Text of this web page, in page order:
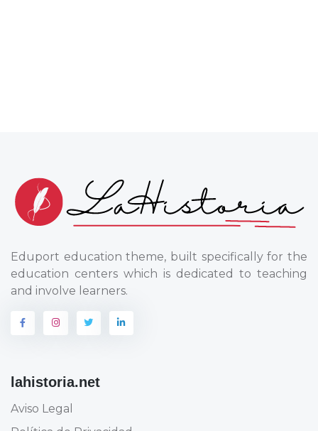
Eduport education theme, built specifically for the
education centers which is dedicated to teaching
and involve learners.
lahistoria.net
Aviso Legal